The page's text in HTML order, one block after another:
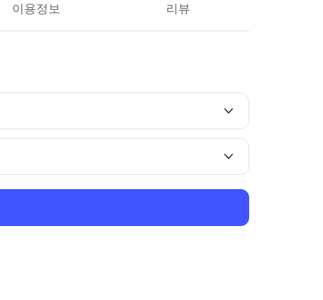
이용정보 리뷰